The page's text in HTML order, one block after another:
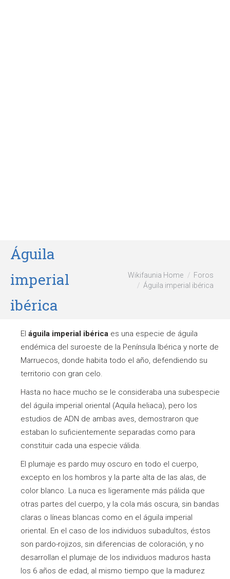
Águila
imperial
ibérica
Wikifaunia Home
Foros
Águila imperial ibérica
El águila imperial ibérica es una especie de águila
endémica del suroeste de la Península Ibérica y norte de
Marruecos, donde habita todo el año, defendiendo su
territorio con gran celo.
Hasta no hace mucho se le consideraba una subespecie
del águila imperial oriental (Aquila heliaca), pero los
estudios de ADN de ambas aves, demostraron que
estaban lo suficientemente separadas como para
constituir cada una especie válida.
El plumaje es pardo muy oscuro en todo el cuerpo,
excepto en los hombros y la parte alta de las alas, de
color blanco. La nuca es ligeramente más pálida que
otras partes del cuerpo, y la cola más oscura, sin bandas
claras o líneas blancas como en el águila imperial
oriental. En el caso de los individuos subadultos, éstos
son pardo-rojizos, sin diferencias de coloración, y no
desarrollan el plumaje de los individuos maduros hasta
los 6 años de edad, al mismo tiempo que la madurez